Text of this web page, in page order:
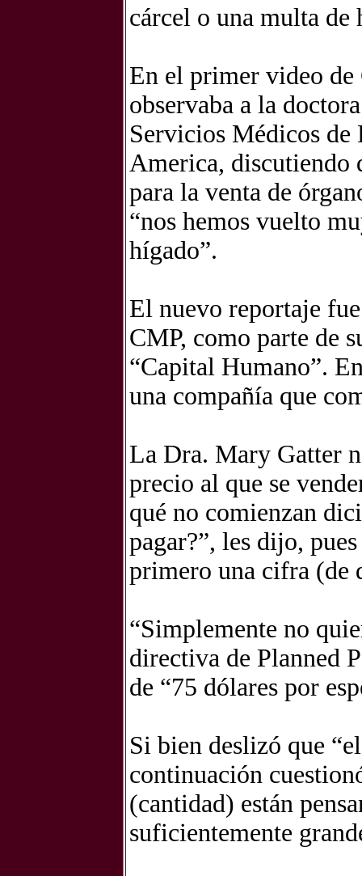
cárcel o una multa
En el primer video
observaba a la
Servicios Médicos de
America, discutiendo
para la venta de
“nos hemos vuelto
hígado”.
El nuevo reportaje
CMP, como parte de
“Capital Humano”.
una compañía que
La Dra. Mary Gatter
precio al que se
qué no comienzan
pagar?”, les dijo,
primero una cifra (de
“Simplemente no
directiva de Planned
de “75 dólares por
Si bien deslizó que
continuación
(cantidad) están
suficientemente